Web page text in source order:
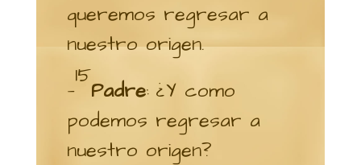
queremos regresar a
nuestro origen.
—
15
Padre: ¿Y como
podemos regresar a
nuestro origen?